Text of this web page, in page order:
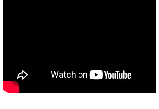
Naoya Kimoto
メディア